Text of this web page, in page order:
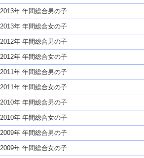
2013年 年間総合男の子
2013年 年間総合女の子
2012年 年間総合男の子
2012年 年間総合女の子
2011年 年間総合男の子
2011年 年間総合女の子
2010年 年間総合男の子
2010年 年間総合女の子
2009年 年間総合男の子
2009年 年間総合女の子